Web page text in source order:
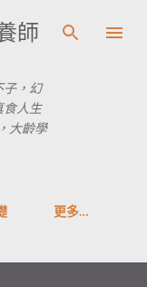
師
子，幻
食人生
大齡學
更多…